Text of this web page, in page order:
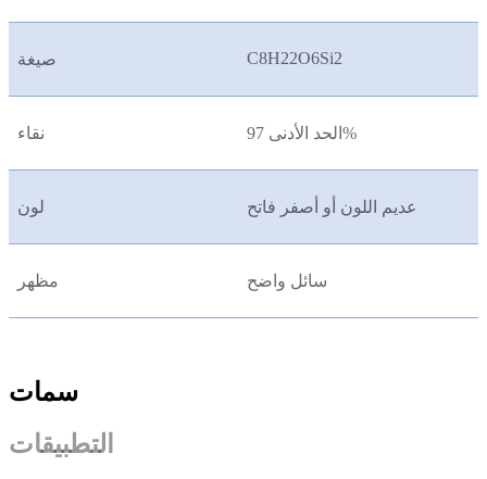
صيغة C8H22O6Si2
نقاء الحد الأدنى 97%
لون عديم اللون أو أصفر فاتح
مظهر سائل واضح
سمات
التطبيقات